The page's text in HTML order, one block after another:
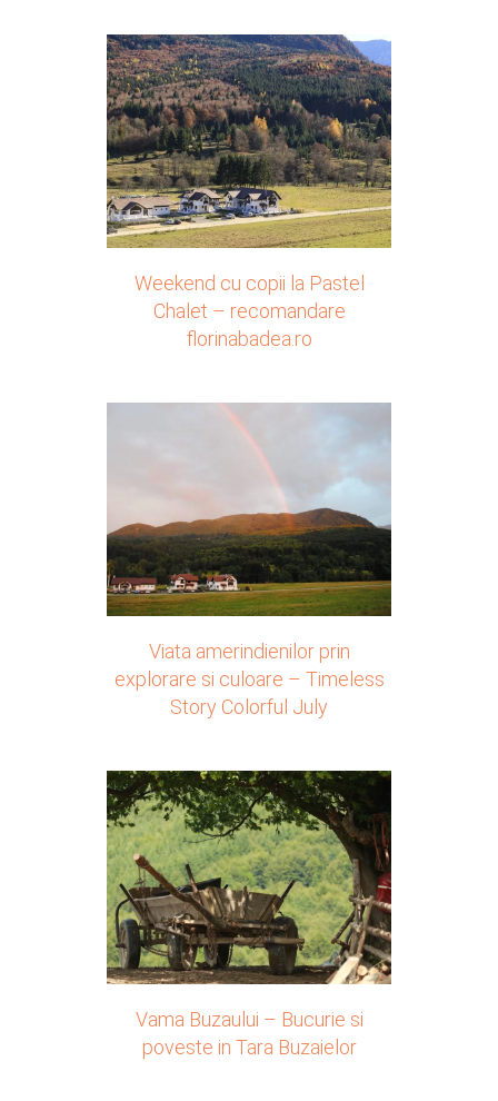
Weekend cu copii la Pastel
Chalet – recomandare
florinabadea.ro
Viata amerindienilor prin
explorare si culoare – Timeless
Story Colorful July
Vama Buzaului – Bucurie si
poveste in Tara Buzaielor